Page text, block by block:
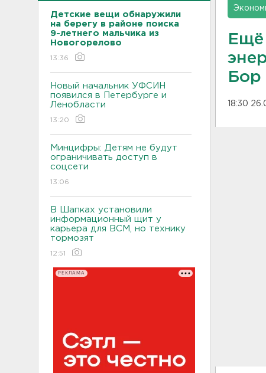
Детские вещи обнаружили
на берегу в районе поиска
9-летнего мальчика из
Новогорелово
13:36
Новый начальник УФСИН
появился в Петербурге и
Ленобласти
13:20
Минцифры: Детям не будут
ограничивать доступ в
соцсети
13:06
В Шапках установили
информационный щит у
карьера для ВСМ, но технику
тормозят
12:51
РЕКЛАМА
Бор
18:30